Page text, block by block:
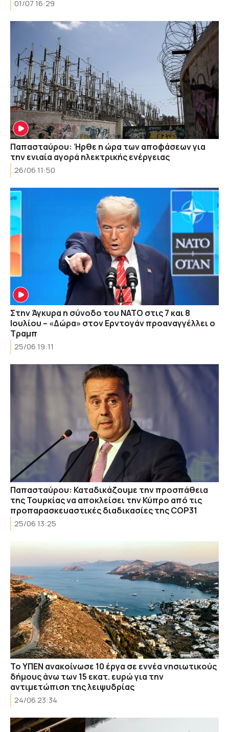
01/07 16:29
Παπασταύρου: Ήρθε η ώρα των αποφάσεων για
την ενιαία αγορά ηλεκτρικής ενέργειας
26/06 11:50
Στην Άγκυρα η σύνοδο του ΝΑΤΟ στις 7 και 8
Ιουλίου – «Δώρα» στον Ερντογάν προαναγγέλλει ο
Τραμπ
25/06 19:11
Παπασταύρου: Καταδικάζουμε την προσπάθεια
της Τουρκίας να αποκλείσει την Κύπρο από τις
προπαρασκευαστικές διαδικασίες της COP31
25/06 13:25
Το ΥΠΕΝ ανακοίνωσε 10 έργα σε εννέα νησιωτικούς
δήμους άνω των 15 εκατ. ευρώ για την
αντιμετώπιση της λειψυδρίας
24/06 23:34